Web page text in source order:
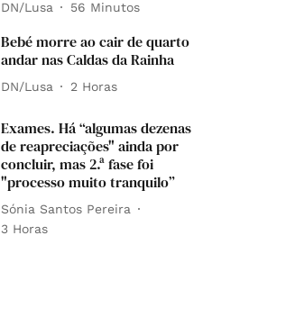
DN/Lusa 56 Minutos
Bebé morre ao cair de quarto
andar nas Caldas da Rainha
DN/Lusa 2 Horas
Exames. Há “algumas dezenas
de reapreciações" ainda por
concluir, mas 2.ª fase foi
"processo muito tranquilo”
Sónia Santos Pereira
3 Horas